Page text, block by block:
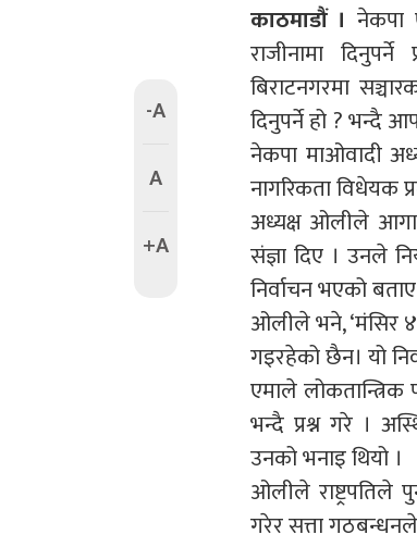
-A
A
+A
काठमाडौं । नेकपा
राजीनामा
बिराटनगरमा
दिनुपर्ने हो ? भन्दै
नेकपा माओवादी
नागरिकता विधेयक
अध्यक्ष ओलीले
संज्ञा दिए । उनले
निर्वाचन भएको
ओलीले भने, ‘मंसिर ४
गइरहेको छैन। यो
एमाले
भन्दै प्रश्न गरे ।
उनको भनाइ थियो ।
ओलीले राष्ट्रपतिले
गरेर सत्ता